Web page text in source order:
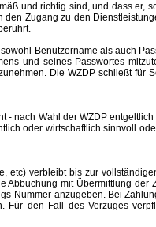
und richtig sind, und dass er,
Zugang zu den
Benutzername als auch
und seines Passwortes
Die WZDP schließt für
nach Wahl der WZDP entgeltlich
oder wirtschaftlich sinnvoll
verbleibt bis zur
mit Übermittlung der
Nummer anzugeben. Bei
Für den Fall des Verzuges